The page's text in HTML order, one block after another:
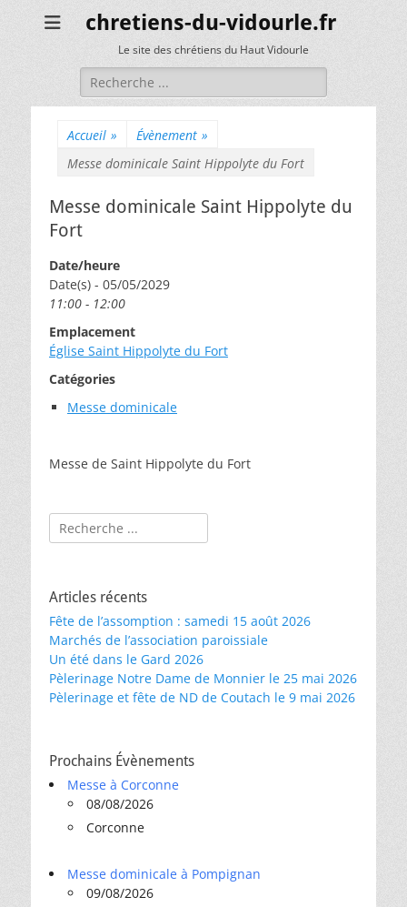
chretiens-du-vidourle.fr
Le site des chrétiens du Haut Vidourle
Rechercher :
Accueil » Évènement »
Messe dominicale Saint Hippolyte du Fort
Messe dominicale Saint Hippolyte du
Fort
Date/heure
Date(s) - 05/05/2029
11:00 - 12:00
Emplacement
Église Saint Hippolyte du Fort
Catégories
Messe dominicale
Messe de Saint Hippolyte du Fort
Rechercher :
Articles récents
Fête de l’assomption : samedi 15 août 2026
Marchés de l’association paroissiale
Un été dans le Gard 2026
Pèlerinage Notre Dame de Monnier le 25 mai 2026
Pèlerinage et fête de ND de Coutach le 9 mai 2026
Prochains Évènements
Messe à Corconne
08/08/2026
Corconne
Messe dominicale à Pompignan
09/08/2026